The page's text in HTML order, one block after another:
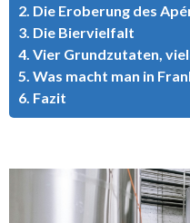
2. Die Eroberung des
3. Die Biervielfalt
4. Vier Grundzutaten,
5. Was macht man in
6. Fazit